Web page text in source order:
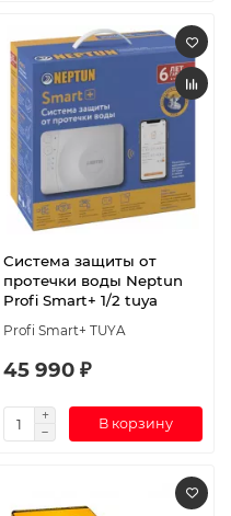
Система защиты от
протечки воды Neptun
Profi Smart+ 1/2 tuya
Profi Smart+ TUYA
45 990 ₽
В корзину